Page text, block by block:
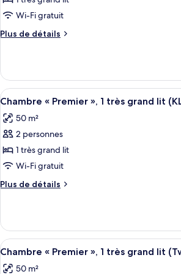
lits
jumeaux
ce
type
de
Chambre
«
Premier
»,
1
très
grand
lit
Wi-Fi gratuit
Plus de détails
Plus
le
type
de
Chambre
»,
grand
Afficher
toutes
les
photos
pour
ce
type
de
Chambre
«
Premier
»,
Une
1
Chambre « Premier », 1 très grand lit
50 m²
2 personnes
1 très grand lit
Wi-Fi gratuit
Plus de détails
Plus
le
type
de
Chambre
Afficher
toutes
Une
2
Chambre « Premier », 1 très grand lit
50 m²